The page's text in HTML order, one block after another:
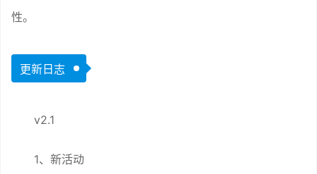
性。
更新日志
v2.1
1、新活动